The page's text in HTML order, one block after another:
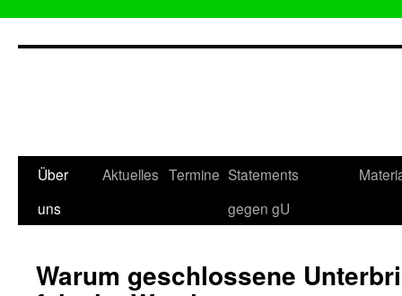
Inhalt
Über
uns
Aktuelles Termine Statements
gegen gU
Warum geschlossene